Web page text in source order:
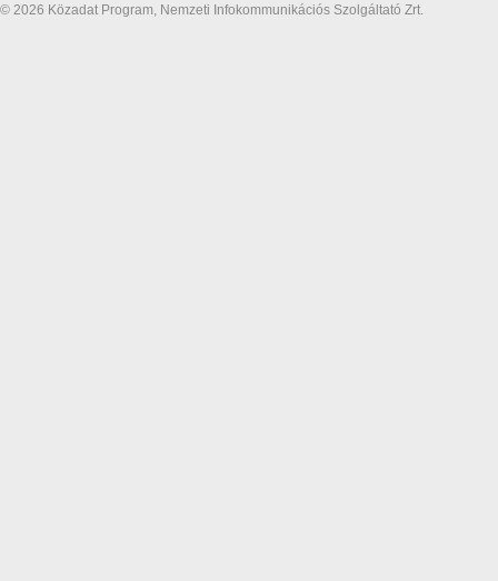
© 2026 Közadat Program, Nemzeti Infokommunikációs Szolgáltató Zrt.